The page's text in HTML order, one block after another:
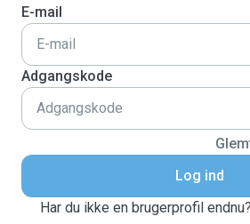
E-mail
Adgangskode
Log ind
Har du ikke en brugerprofil endnu?